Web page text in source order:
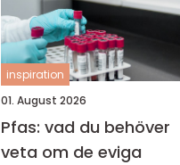
inspiration
01. August 2026
Pfas: vad du behöver
veta om de eviga